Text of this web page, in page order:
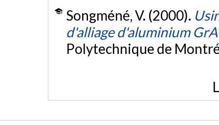
Songméné, V. (2000).
d'alliage d'aluminium
Polytechnique de